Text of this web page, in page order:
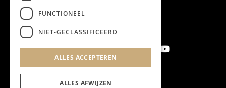
Aanmelden nieuwsbrief
FUNCTIONEEL
NIET-GECLASSIFICEERD
ALLES ACCEPTEREN
ALLES AFWIJZEN